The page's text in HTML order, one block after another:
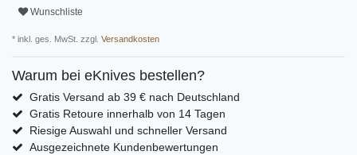
Wunschliste
* inkl. ges. MwSt. zzgl. Versandkosten
Warum bei eKnives bestellen?
Gratis Versand ab 39 € nach Deutschland
Gratis Retoure innerhalb von 14 Tagen
Riesige Auswahl und schneller Versand
Ausgezeichnete Kundenbewertungen